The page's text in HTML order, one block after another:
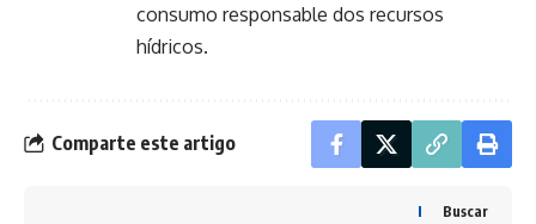
consumo responsable dos recursos
hídricos.
Comparte este artigo
Buscar